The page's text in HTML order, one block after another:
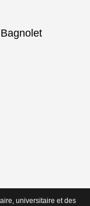
universitaire et des